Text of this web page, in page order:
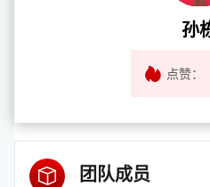
孙
点赞：
团队成员